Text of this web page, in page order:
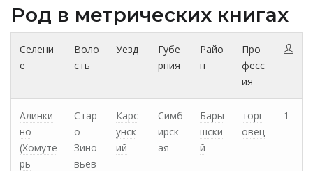
Род в метрических книгах
Селени
е
Воло
сть
Уезд
Губе
рния
Райо
н
Про
фесс
ия
Алинки
но
(Хомуте
рь
Стар
о-
Зино
вьев
Карс
унск
ий
Симб
ирск
ая
Бары
шски
й
торг
овец
1